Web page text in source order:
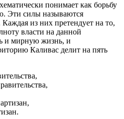
понимает как борьбу
Эти силы называются
из них претендует на то,
власти на данной
и мирную жизнь, и
Каливас делит на пять